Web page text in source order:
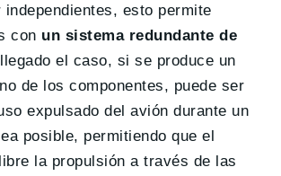
esto permite
con un sistema redundante de
el caso, si se produce un
de los componentes, puede ser
expulsado del avión durante un
posible, permitiendo que el
la propulsión a través de las